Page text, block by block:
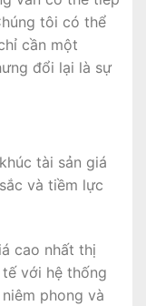
tôi có thể
cần một
đổi lại là sự
tài sản giá
và tiềm lực
cao nhất thị
với hệ thống
phong và